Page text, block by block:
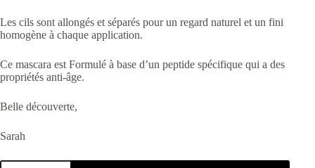
Les cils sont allongés et séparés pour un regard naturel et un fini
homogène à chaque application.
Ce mascara est Formulé à base d’un peptide spécifique qui a des
propriétés anti-âge.
Belle découverte,
Sarah